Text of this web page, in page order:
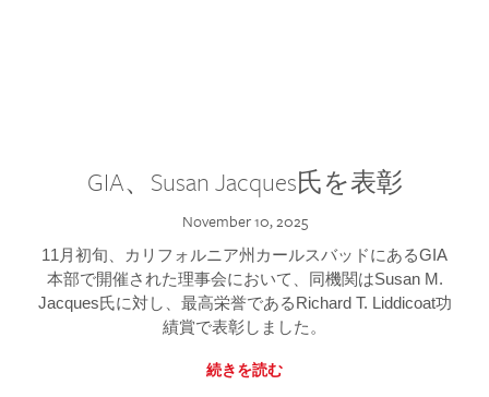
GIA、Susan Jacques氏を表彰
November 10, 2025
11月初旬、カリフォルニア州カールスバッドにあるGIA
本部で開催された理事会において、同機関はSusan M.
Jacques氏に対し、最高栄誉であるRichard T. Liddicoat功
績賞で表彰しました。
続きを読む